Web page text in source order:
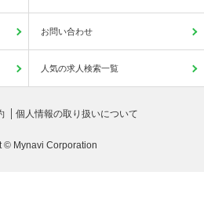
お問い合わせ
人気の求人検索一覧
個人情報の取り扱いについて
© Mynavi Corporation